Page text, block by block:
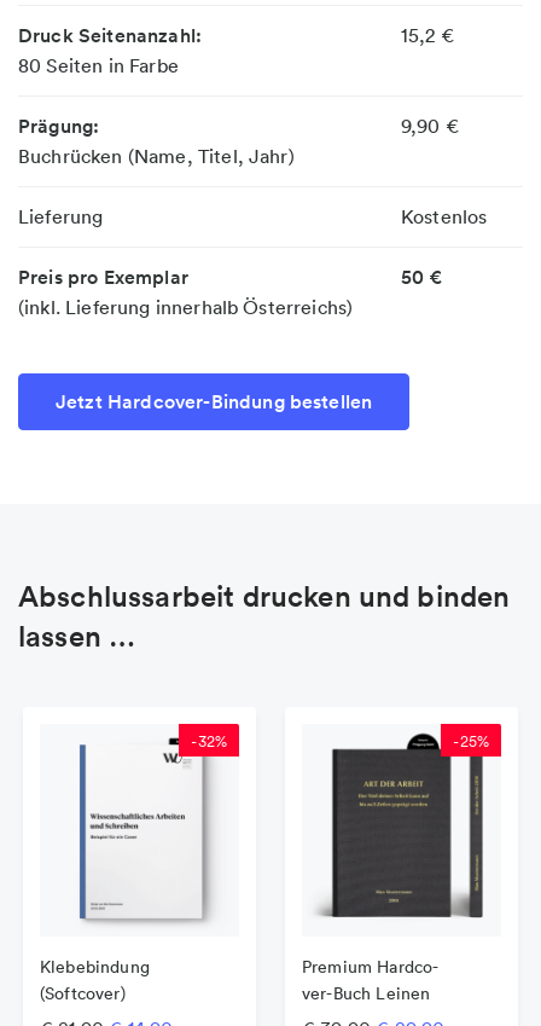
Druck Seitenanzahl:
80 Seiten in Farbe
15,2 €
Prägung:
Buchrücken (Name, Titel, Jahr)
9,90 €
Lieferung Kostenlos
Preis pro Exemplar
(inkl. Lieferung innerhalb Österreichs)
50 €
Jetzt Hardcover-Bindung bestellen
Abschlussarbeit drucken und binden
lassen …
-32%
Klebebindung
(Softcover)
-25%
Premium Har­d­­co­­
ver-Buch Leinen